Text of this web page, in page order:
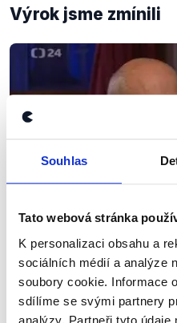
Souhlas
Tato webová stránka
K personalizaci obsahu a
sociálních médií a analýze
soubory cookie. Informace
sdílíme se svými partnery
analýzy. Partneři tyto údaje
Výrok jsme zmínili
Prezidentské
Horáček
6. prosince 2017